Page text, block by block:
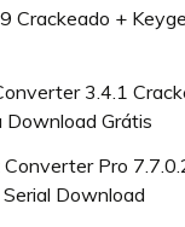
Crackeado +
3.4.1
Download Grátis
Pro
Download